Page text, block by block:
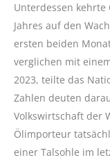
Unterdessen
Jahres auf den
ersten beiden
verglichen mit
2023, teilte das
Zahlen deuten
Volkswirtschaft der
Ölimporteur
einer Talsohle im